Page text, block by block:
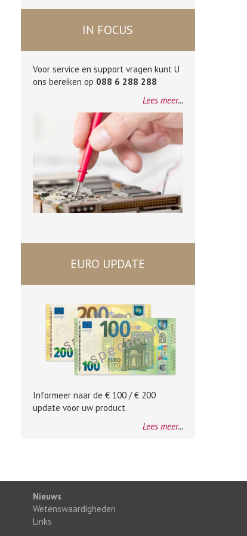
IN FOCUS
Voor service en support vragen kunt U
ons bereiken op 088 6 288 288
Lees meer...
EURO UPDATE
Informeer naar de € 100 / € 200
update voor uw product.
Lees meer...
Nieuws
Wetenswaardigheden
Links